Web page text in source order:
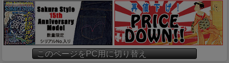
このページをPC用に切り替え